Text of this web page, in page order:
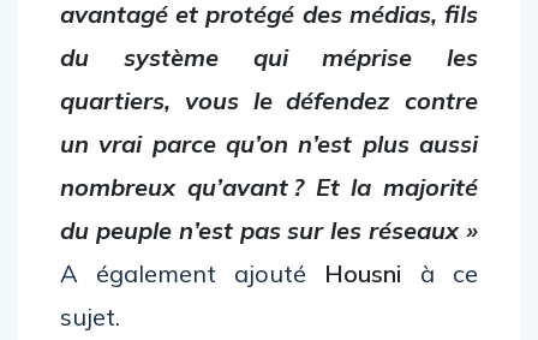
avantagé et protégé des médias, fils
du système qui méprise les
quartiers, vous le défendez contre
un vrai parce qu’on n’est plus aussi
nombreux qu’avant ? Et la majorité
du peuple n’est pas sur les réseaux »
A également ajouté Housni à ce
sujet.